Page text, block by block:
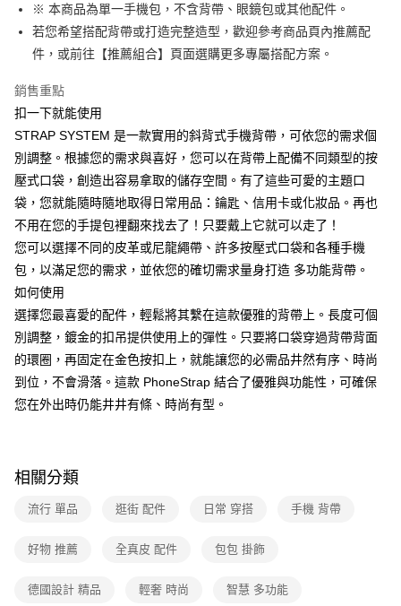
※ 本商品為單一手機包，不含背帶、眼鏡包或其他配件。
若您希望搭配背帶或打造完整造型，歡迎參考商品頁內推薦配
件，或前往【推薦組合】頁面選購更多專屬搭配方案。
銷售重點
扣一下就能使用
STRAP SYSTEM 是一款實用的斜背式手機背帶，可依您的需求個
別調整。根據您的需求與喜好，您可以在背帶上配備不同類型的按
壓式口袋，創造出容易拿取的儲存空間。有了這些可愛的主題口
袋，您就能隨時隨地取得日常用品：鑰匙、信用卡或化妝品。再也
不用在您的手提包裡翻來找去了！只要戴上它就可以走了！
您可以選擇不同的皮革或尼龍繩帶、許多按壓式口袋和各種手機
包，以滿足您的需求，並依您的確切需求量身打造 多功能背帶。
如何使用
選擇您最喜愛的配件，輕鬆將其繫在這款優雅的背帶上。長度可個
別調整，鍍金的扣吊提供使用上的彈性。只要將口袋穿過背帶背面
的環圈，再固定在金色按扣上，就能讓您的必需品井然有序、時尚
到位，不會滑落。這款 PhoneStrap 結合了優雅與功能性，可確保
您在外出時仍能井井有條、時尚有型。
相關分類
流行 單品 逛街 配件 日常 穿搭 手機 背帶
好物 推薦 全真皮 配件 包包 掛飾
德國設計 精品 輕奢 時尚 智慧 多功能